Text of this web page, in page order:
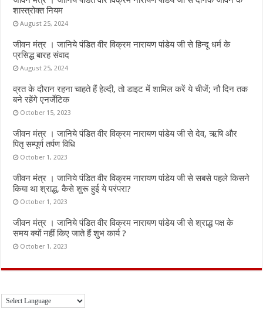
k
शास्त्रोक्त नियम
August 25, 2024
जीवन मंत्र । जानिये पंडित वीर विक्रम नारायण पांडेय जी से हिन्दू धर्म के
प्रसिद्ध बारह संवाद
August 25, 2024
व्रत के दौरान रहना चाहते हैं हेल्दी, तो डाइट में शामिल करें ये चीजें; नौ दिन तक
बने रहेंगे एनर्जेटिक
October 15, 2023
जीवन मंत्र । जानिये पंडित वीर विक्रम नारायण पांडेय जी से देव, ऋषि और
पितृ सम्पूर्ण तर्पण विधि
October 1, 2023
जीवन मंत्र । जानिये पंडित वीर विक्रम नारायण पांडेय जी से सबसे पहले किसने
किया था श्राद्ध, कैसे शुरू हुई ये परंपरा?
October 1, 2023
जीवन मंत्र । जानिये पंडित वीर विक्रम नारायण पांडेय जी से श्राद्ध पक्ष के
समय क्यों नहीं किए जाते हैं शुभ कार्य ?
October 1, 2023